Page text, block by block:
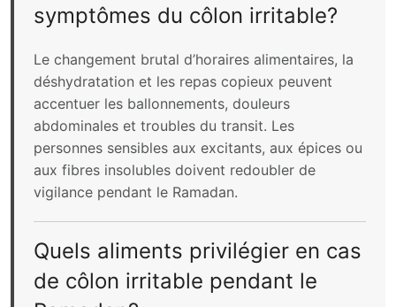
symptômes du côlon irritable?
Le changement brutal d’horaires alimentaires, la
déshydratation et les repas copieux peuvent
accentuer les ballonnements, douleurs
abdominales et troubles du transit. Les
personnes sensibles aux excitants, aux épices ou
aux fibres insolubles doivent redoubler de
vigilance pendant le Ramadan.
Quels aliments privilégier en cas
de côlon irritable pendant le